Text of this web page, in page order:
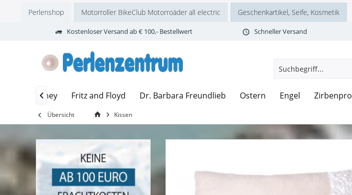
Perlenshop Motorroller BikeClub Motorroäder all electric Geschenkartikel, Seife, Kosmetik
Kostenloser Versand ab € 100,- Bestellwert Schneller Versand
Disney Fritz and Floyd Dr. Barbara Freundlieb Ostern Engel

Übersicht Kissen